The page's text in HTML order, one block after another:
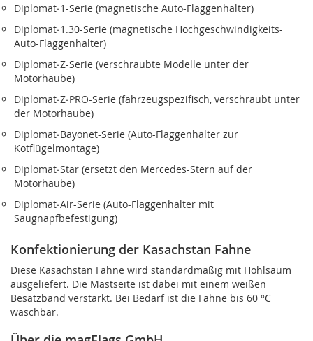
Diplomat‑1-Serie (magnetische Auto-Flaggenhalter)
Diplomat‑1.30-Serie (magnetische Hochgeschwindigkeits-
Auto-Flaggenhalter)
Diplomat‑Z-Serie (verschraubte Modelle unter der
Motorhaube)
Diplomat‑Z‑PRO-Serie (fahrzeugspezifisch, verschraubt unter
der Motorhaube)
Diplomat‑Bayonet-Serie (Auto-Flaggenhalter zur
Kotflügelmontage)
Diplomat‑Star (ersetzt den Mercedes-Stern auf der
Motorhaube)
Diplomat‑Air-Serie (Auto-Flaggenhalter mit
Saugnapfbefestigung)
Konfektionierung der Kasachstan Fahne
Diese Kasachstan Fahne wird standardmäßig mit Hohlsaum
ausgeliefert. Die Mastseite ist dabei mit einem weißen
Besatzband verstärkt. Bei Bedarf ist die Fahne bis 60 °C
waschbar.